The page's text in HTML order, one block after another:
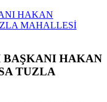
HAKAN
MAHALLESİ
BAŞKANI HAKAN
TUZLA